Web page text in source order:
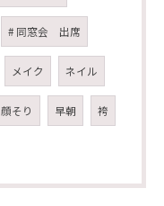
# 同窓会 出席
メイク ネイル
顔そり 早朝 袴